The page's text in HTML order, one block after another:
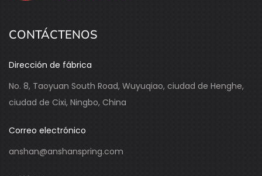
CONTÁCTENOS
Dirección de fábrica
No. 8, Taoyuan South Road, Wuyuqiao, ciudad de Henghe,
ciudad de Cixi, Ningbo, China
Correo electrónico
anshan@anshanspring.com